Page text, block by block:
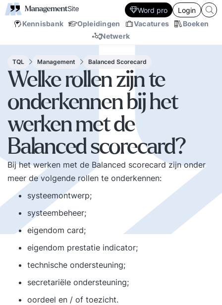
Kennisbank Opleidingen Vacatures
Boeken
Netwerk
Word pro Login
TQL Management Balanced Scorecard
Welke rollen zijn te
onderkennen bij het
werken met de
Balanced scorecard?
Bij het werken met de Balanced scorecard zijn onder
meer de volgende rollen te onderkennen:
systeemontwerp;
systeembeheer;
eigendom card;
eigendom prestatie indicator;
technische ondersteuning;
secretariële ondersteuning;
oordeel en / of toezicht.